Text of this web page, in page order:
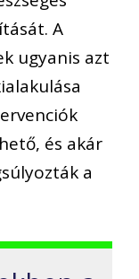
A
ugyanis azt
és akár
a